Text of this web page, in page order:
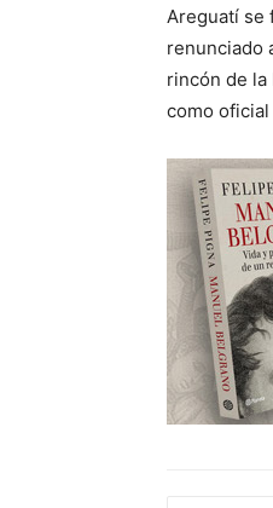
Areguatí se
renunciado
rincón de la
como